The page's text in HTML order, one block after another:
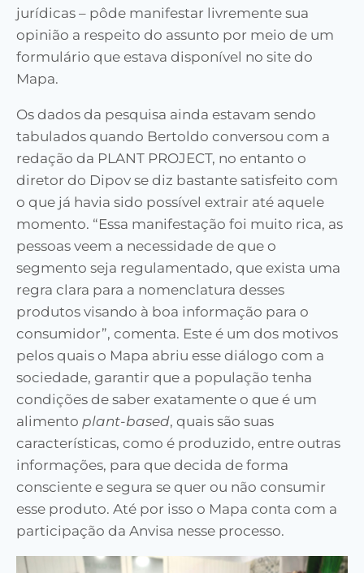
jurídicas – pôde manifestar livremente sua
opinião a respeito do assunto por meio de um
formulário que estava disponível no site do
Mapa.
Os dados da pesquisa ainda estavam sendo
tabulados quando Bertoldo conversou com a
redação da PLANT PROJECT, no entanto o
diretor do Dipov se diz bastante satisfeito com
o que já havia sido possível extrair até aquele
momento. “Essa manifestação foi muito rica, as
pessoas veem a necessidade de que o
segmento seja regulamentado, que exista uma
regra clara para a nomenclatura desses
produtos visando à boa informação para o
consumidor”, comenta. Este é um dos motivos
pelos quais o Mapa abriu esse diálogo com a
sociedade, garantir que a população tenha
condições de saber exatamente o que é um
alimento plant-based, quais são suas
características, como é produzido, entre outras
informações, para que decida de forma
consciente e segura se quer ou não consumir
esse produto. Até por isso o Mapa conta com a
participação da Anvisa nesse processo.